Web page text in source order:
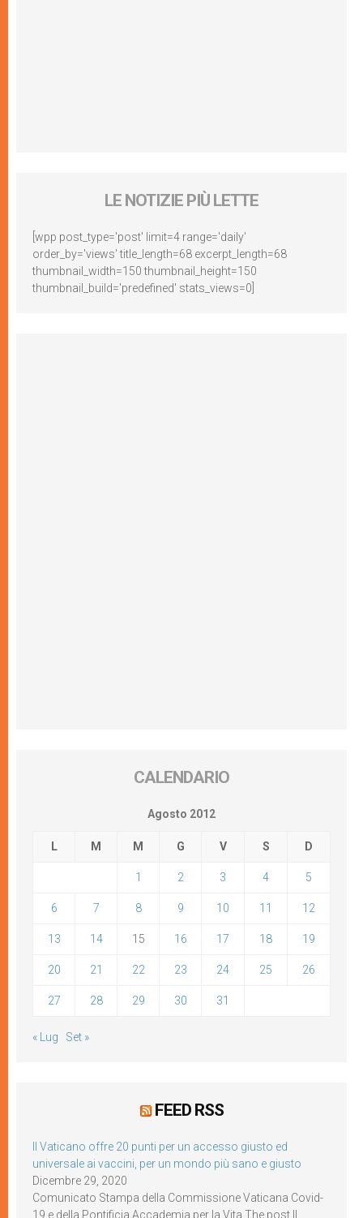
LE NOTIZIE PIÙ LETTE
[wpp post_type='post' limit=4 range='daily'
order_by='views' title_length=68 excerpt_length=68
thumbnail_width=150 thumbnail_height=150
thumbnail_build='predefined' stats_views=0]
CALENDARIO
Agosto 2012
L M M G V S D
1 2 3 4 5
6 7 8 9 10 11 12
13 14 15 16 17 18 19
20 21 22 23 24 25 26
27 28 29 30 31
« Lug Set »
FEED RSS
Il Vaticano offre 20 punti per un accesso giusto ed
universale ai vaccini, per un mondo più sano e giusto
Dicembre 29, 2020
Comunicato Stampa della Commissione Vaticana Covid-
19 e della Pontificia Accademia per la Vita The post Il